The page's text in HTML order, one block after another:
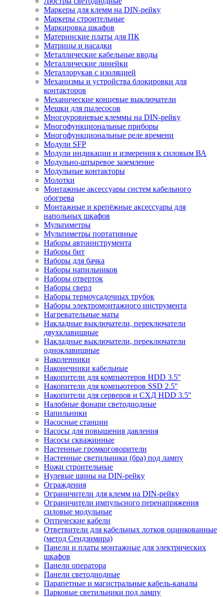
Маркеры для клемм на DIN-рейку
Маркеры строительные
Маркировка шкафов
Материнские платы для ПК
Матрицы и насадки
Металлические кабельные вводы
Металлические линейки
Металлорукав с изоляцией
Механизмы и устройства блокировки для
контакторов
Механические концевые выключатели
Мешки для пылесосов
Многоуровневые клеммы на DIN-рейку
Многофункциональные приборы
Многофункциональные реле времени
Модули SFP
Модули индикации и измерения к силовым ВА
Модульно-штыревое заземление
Модульные контакторы
Молотки
Монтажные аксессуары систем кабельного
обогрева
Монтажные и крепёжные аксессуары для
напольных шкафов
Мультиметры
Мультиметры портативные
Наборы автоинструмента
Наборы бит
Наборы для бачка
Наборы напильников
Наборы отверток
Наборы сверл
Наборы термоусадочных трубок
Наборы электромонтажного инструмента
Нагревательные маты
Накладные выключатели, переключатели
двухклавишные
Накладные выключатели, переключатели
одноклавишные
Наколенники
Наконечники кабельные
Накопители для компьютеров HDD 3.5''
Накопители для компьютеров SSD 2.5''
Накопители для серверов и СХД HDD 3.5''
Налобные фонари светодиодные
Напильники
Насосные станции
Насосы для повышения давления
Насосы скважинные
Настенные громкоговорители
Настенные светильники (бра) под лампу
Ножи строительные
Нулевые шины на DIN-рейку
Ограждения
Ограничители для клемм на DIN-рейку
Ограничители импульсного перенапряжения
силовые модульные
Оптические кабели
Ответвители для кабельных лотков оцинкованные
(метод Сендзимира)
Панели и платы монтажные для электрических
шкафов
Панели оператора
Панели светодиодные
Парапетные и магистральные кабель-каналы
Парковые светильники под лампу